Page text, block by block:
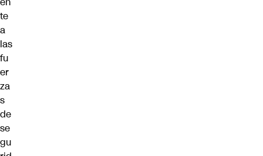
te
a
las
fu
er
za
s
de
se
gu